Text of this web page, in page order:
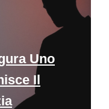
Uno
Il